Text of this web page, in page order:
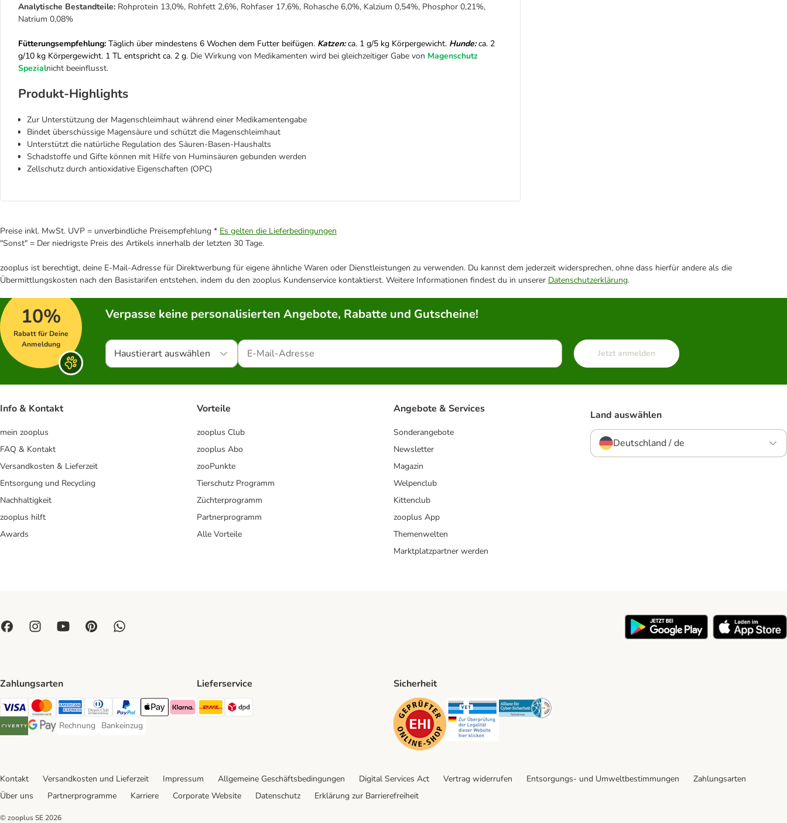
Analytische Bestandteile: Rohprotein 13,0%, Rohfett 2,6%, Rohfaser 17,6%, Rohasche 6,0%, Kalzium 0,54%, Phosphor 0,21%,
Natrium 0,08%
Fütterungsempfehlung: Täglich über mindestens 6 Wochen dem Futter beifügen. Katzen:ca. 1 g/5 kg Körpergewicht. Hunde:ca. 2
g/10 kg Körpergewicht. 1 TL entspricht ca. 2 g. Die Wirkung von Medikamenten wird bei gleichzeitiger Gabe von Magenschutz
Spezialnicht beeinflusst.
Produkt-Highlights
Zur Unterstützung der Magenschleimhaut während einer Medikamentengabe
Bindet überschüssige Magensäure und schützt die Magenschleimhaut
Unterstützt die natürliche Regulation des Säuren-Basen-Haushalts
Schadstoffe und Gifte können mit Hilfe von Huminsäuren gebunden werden
Zellschutz durch antioxidative Eigenschaften (OPC)
Preise inkl. MwSt. UVP = unverbindliche Preisempfehlung * Es gelten die Lieferbedingungen
"Sonst" = Der niedrigste Preis des Artikels innerhalb der letzten 30 Tage.
zooplus ist berechtigt, deine E-Mail-Adresse für Direktwerbung für eigene ähnliche Waren oder Dienstleistungen zu verwenden. Du kannst dem jederzeit widersprechen, ohne dass hierfür andere als die
Übermittlungskosten nach den Basistarifen entstehen, indem du den zooplus Kundenservice kontaktierst. Weitere Informationen findest du in unserer Datenschutzerklärung.
10%
Rabatt für Deine
Anmeldung
Verpasse keine personalisierten Angebote, Rabatte und Gutscheine!
Haustierart auswählen Jetzt anmelden
Info & Kontakt
mein zooplus
FAQ & Kontakt
Versandkosten & Lieferzeit
Entsorgung und Recycling
Nachhaltigkeit
zooplus hilft
Awards
Vorteile
zooplus Club
zooplus Abo
zooPunkte
Tierschutz Programm
Züchterprogramm
Partnerprogramm
Alle Vorteile
Angebote & Services
Sonderangebote
Newsletter
Magazin
Welpenclub
Kittenclub
zooplus App
Themenwelten
Marktplatzpartner werden
Land auswählen
Deutschland / de
Zahlungsarten
Visa Payment Method
Mastercard Payment Method
American Express Payment Method
Diners Club Payment Method
PayPal Payment Method
Apple Pay Payment Method
Klarna Payment Method
Riverty Payment Method
Google Pay Payment Method
Rechnung
Rechnung Payment Method
Bankeinzug
Bankeinzug Payment Method
Lieferservice
DHL Shipping Method
Sicherheit
Security Security Security
Kontakt Versandkosten und Lieferzeit Impressum Allgemeine Geschäftsbedingungen Digital Services Act Vertrag widerrufen Entsorgungs- und Umweltbestimmungen
Zahlungsarten
Über uns
Partnerprogramme Karriere Corporate Website Datenschutz Erklärung zur Barrierefreiheit
© zooplus SE 2026